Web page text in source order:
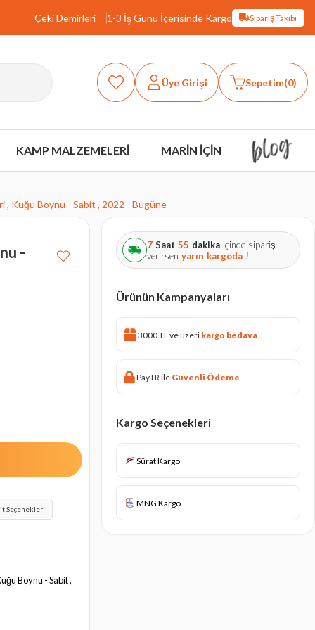
Çeki Demirleri 1-3 İş Günü İçerisinde Kargo Sipariş Takibi
Üye Girişi Sepetim 0
KAMP MALZEMELERİ MARİN İÇİN
, Kuğu Boynu - Sabit , 2022 - Bugüne
-
Seçenekleri
Boynu - Sabit ,
7 Saat 55 dakika içinde sipariş
verirsen yarın kargoda !
Ürünün Kampanyaları
3000 TL ve üzeri kargo bedava
PayTR ile Güvenli Ödeme
Kargo Seçenekleri
Sürat Kargo
MNG Kargo